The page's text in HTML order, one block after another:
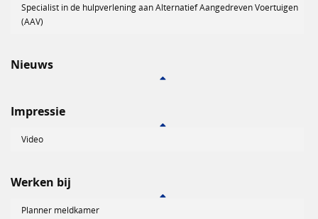
Specialist in de hulpverlening aan Alternatief Aangedreven Voertuigen
(AAV)
Nieuws
Impressie
Video
Werken bij
Planner meldkamer